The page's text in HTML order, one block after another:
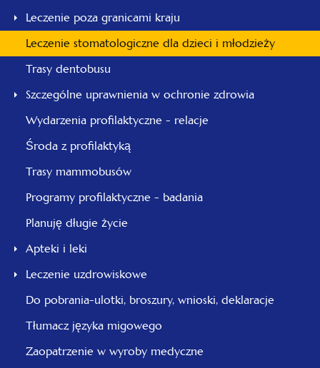
Leczenie poza granicami kraju
Leczenie stomatologiczne dla dzieci i młodzieży
Trasy dentobusu
Szczególne uprawnienia w ochronie zdrowia
Wydarzenia profilaktyczne - relacje
Środa z profilaktyką
Trasy mammobusów
Programy profilaktyczne - badania
Planuję długie życie
Apteki i leki
Leczenie uzdrowiskowe
Do pobrania-ulotki, broszury, wnioski, deklaracje
Tłumacz języka migowego
Zaopatrzenie w wyroby medyczne